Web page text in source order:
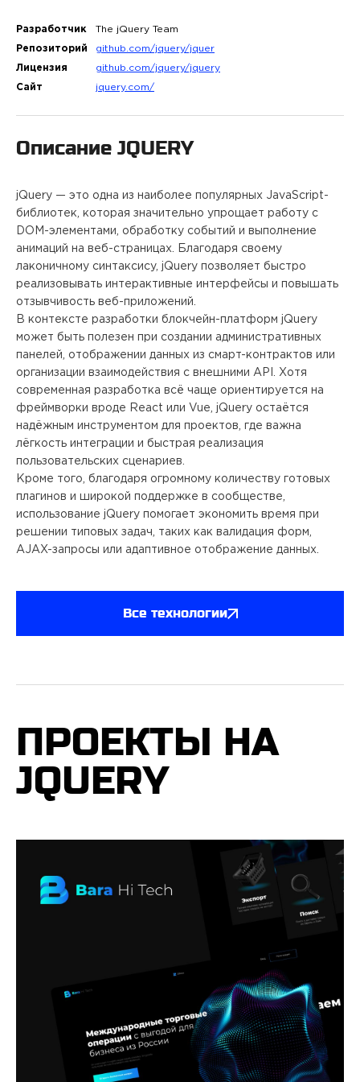
КОНТАКТЫ
О FREEBLOCK
ВАКАНСИИ
Разработчик The jQuery Team
Репозиторий github.com/jquery/jquer
Лицензия github.com/jquery/jquery
Сайт jquery.com/
Описание JQUERY
jQuery — это одна из наиболее популярных JavaScript-
библиотек, которая значительно упрощает работу с
DOM-элементами, обработку событий и выполнение
анимаций на веб-страницах. Благодаря своему
лаконичному синтаксису, jQuery позволяет быстро
реализовывать интерактивные интерфейсы и повышать
отзывчивость веб-приложений.
В контексте разработки блокчейн-платформ jQuery
может быть полезен при создании административных
панелей, отображении данных из смарт-контрактов или
организации взаимодействия с внешними API. Хотя
современная разработка всё чаще ориентируется на
фреймворки вроде React или Vue, jQuery остаётся
надёжным инструментом для проектов, где важна
лёгкость интеграции и быстрая реализация
пользовательских сценариев.
Кроме того, благодаря огромному количеству готовых
плагинов и широкой поддержке в сообществе,
использование jQuery помогает экономить время при
решении типовых задач, таких как валидация форм,
AJAX-запросы или адаптивное отображение данных.
Все технологии
ПРОЕКТЫ НА
JQUERY